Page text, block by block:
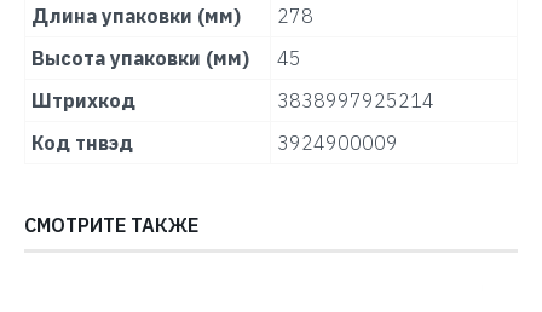
Длина упаковки (мм)
278
Высота упаковки (мм)
45
Штрихкод
3838997925214
Код тнвэд
3924900009
СМОТРИТЕ ТАКЖЕ